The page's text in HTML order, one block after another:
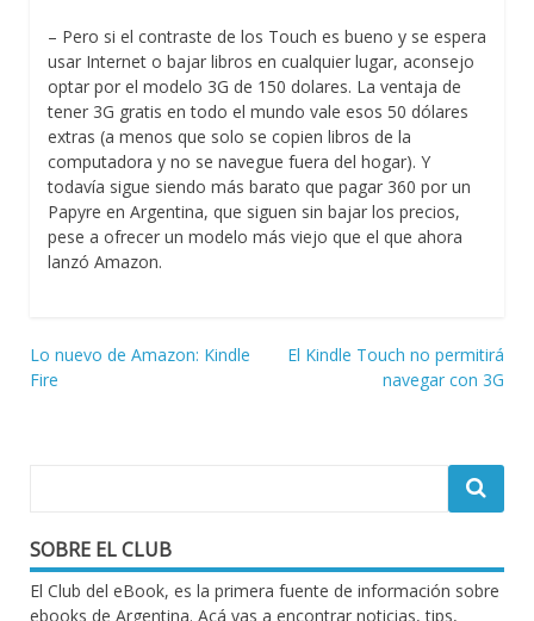
– Pero si el contraste de los Touch es bueno y se espera
usar Internet o bajar libros en cualquier lugar, aconsejo
optar por el modelo 3G de 150 dolares. La ventaja de
tener 3G gratis en todo el mundo vale esos 50 dólares
extras (a menos que solo se copien libros de la
computadora y no se navegue fuera del hogar). Y
todavía sigue siendo más barato que pagar 360 por un
Papyre en Argentina, que siguen sin bajar los precios,
pese a ofrecer un modelo más viejo que el que ahora
lanzó Amazon.
Navegación
de
Lo nuevo de Amazon: Kindle
Fire
El Kindle Touch no permitirá
navegar con 3G
SOBRE EL CLUB
El Club del eBook, es la primera fuente de información sobre
ebooks de Argentina. Acá vas a encontrar noticias, tips,